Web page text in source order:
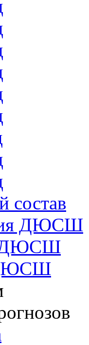
состав
ДЮСШ
ДЮСШ